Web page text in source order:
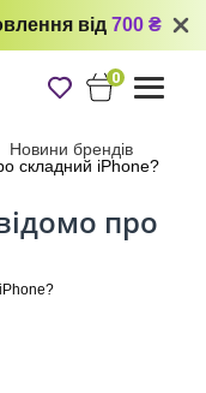
від 700 ₴
0
Toggle
Новини брендів
складний iPhone?
про